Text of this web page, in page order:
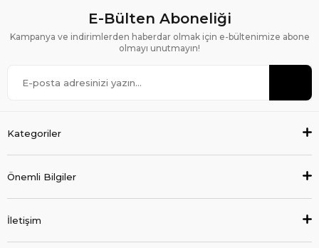
E-Bülten Aboneliği
Kampanya ve indirimlerden haberdar olmak için e-bültenimize abone
olmayı unutmayın!
Kategoriler
Önemli Bilgiler
İletişim